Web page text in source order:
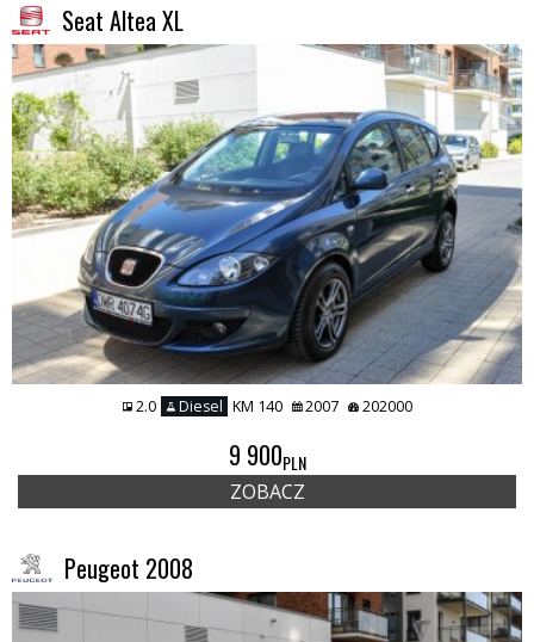
Seat Altea XL
2.0 Diesel KM 140 2007 202000
9 900PLN
ZOBACZ
Peugeot 2008